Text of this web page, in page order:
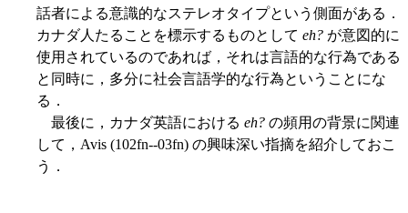
話者による意識的なステレオタイプという側面がある．
カナダ人たることを標示するものとして eh? が意図的に
使用されているのであれば，それは言語的な行為である
と同時に，多分に社会言語学的な行為ということにな
る．
最後に，カナダ英語における eh? の頻用の背景に関連
して，Avis (102fn--03fn) の興味深い指摘を紹介しておこ
う．